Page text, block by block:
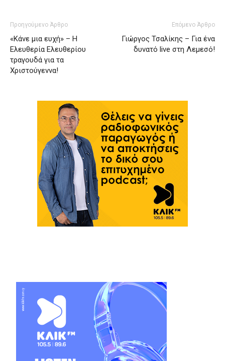
Προηγούμενο Άρθρο
«Κάνε μια ευχή» – Η
Ελευθερία Ελευθερίου
τραγουδά για τα
Χριστούγεννα!
Επόμενο Άρθρο
Γιώργος Τσαλίκης – Για ένα
δυνατό live στη Λεμεσό!